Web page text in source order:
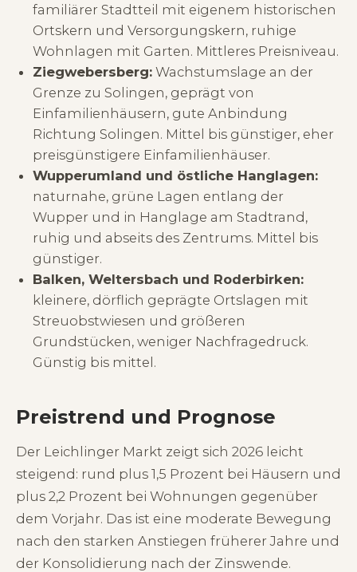
familiärer Stadtteil mit eigenem historischen
Ortskern und Versorgungskern, ruhige
Wohnlagen mit Garten. Mittleres Preisniveau.
Ziegwebersberg:Wachstumslage an der
Grenze zu Solingen, geprägt von
Einfamilienhäusern, gute Anbindung
Richtung Solingen. Mittel bis günstiger, eher
preisgünstigere Einfamilienhäuser.
Wupperumland und östliche Hanglagen:
naturnahe, grüne Lagen entlang der
Wupper und in Hanglage am Stadtrand,
ruhig und abseits des Zentrums. Mittel bis
günstiger.
Balken, Weltersbach und Roderbirken:
kleinere, dörflich geprägte Ortslagen mit
Streuobstwiesen und größeren
Grundstücken, weniger Nachfragedruck.
Günstig bis mittel.
Preistrend und Prognose
Der Leichlinger Markt zeigt sich 2026 leicht
steigend: rund plus 1,5 Prozent bei Häusern und
plus 2,2 Prozent bei Wohnungen gegenüber
dem Vorjahr. Das ist eine moderate Bewegung
nach den starken Anstiegen früherer Jahre und
der Konsolidierung nach der Zinswende.